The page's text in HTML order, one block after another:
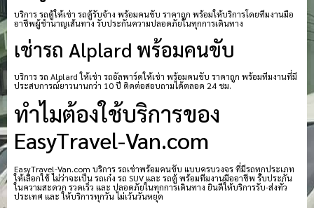
บริการ รถตู้ให้เช่า รถตู้รับจ้าง พร้อมคนขับ ราคาถูก พร้อมให้บริการโดยทีมงานมือ
อาชีพผู้ชำนาญเส้นทาง รับประกันความปลอดภัยในทุกการเดินทาง
เช่ารถ Alplard พร้อมคนขับ
บริการ รถ Alplard ให้เช่า รถอัลพาร์ดให้เช่า พร้อมคนขับ ราคาถูก พร้อมทีมงานที่มี
ประสบการณ์ยาวนานกว่า 10 ปี ติดต่อสอบถามได้ตลอด 24 ชม.
ทำไมต้องใช้บริการของ
EasyTravel-Van.com
EasyTravel-Van.com บริการ รถเช่าพร้อมคนขับ แบบครบวงจร ที่มีรถทุกประเภท
ให้เลือกใช้ ไม่ว่าจะเป็น รถเก๋ง รถ SUV และ รถตู้ พร้อมทีมงานมืออาชีพ รับประกัน
ในความสะดวก รวดเร็ว และ ปลอดภัยในทุกการเดินทาง ยินดีให้บริการรับ-ส่งทั่ว
ประเทศ และ ให้บริการทุกวัน ไม่เว้นวันหยุด